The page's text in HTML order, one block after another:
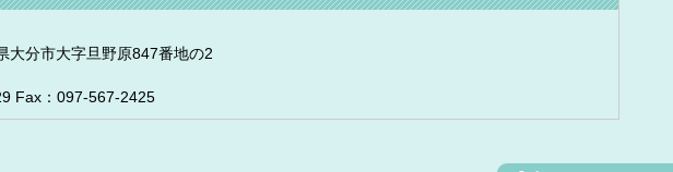
大分市大字旦野原847番地の2
Fax：097-567-2425